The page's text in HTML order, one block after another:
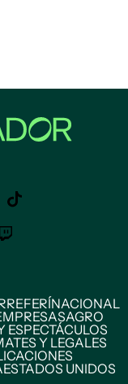
REFERÍNACIONAL
AGRO
ESPECTÁCULOS
Y LEGALES
ESTADOS UNIDOS